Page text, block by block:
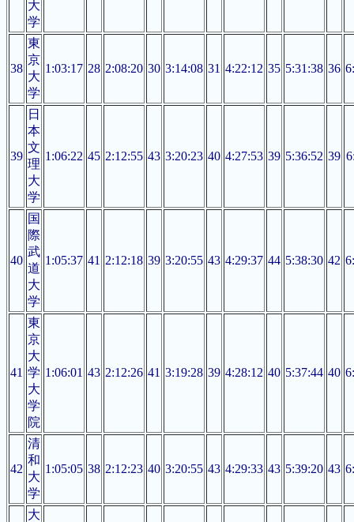
大
学
38
東
京
大
学
1:03:17 28 2:08:20 30 3:14:08 31 4:22:12 35 5:31:38 36
39
日
本
文
理
大
学
1:06:22 45 2:12:55 43 3:20:23 40 4:27:53 39 5:36:52 39
40
国
際
武
道
大
学
1:05:37 41 2:12:18 39 3:20:55 43 4:29:37 44 5:38:30 42
41
東
京
大
学
大
学
院
1:06:01 43 2:12:26 41 3:19:28 39 4:28:12 40 5:37:44 40
42
清
和
大
学
1:05:05 38 2:12:23 40 3:20:55 43 4:29:33 43 5:39:20 43
大